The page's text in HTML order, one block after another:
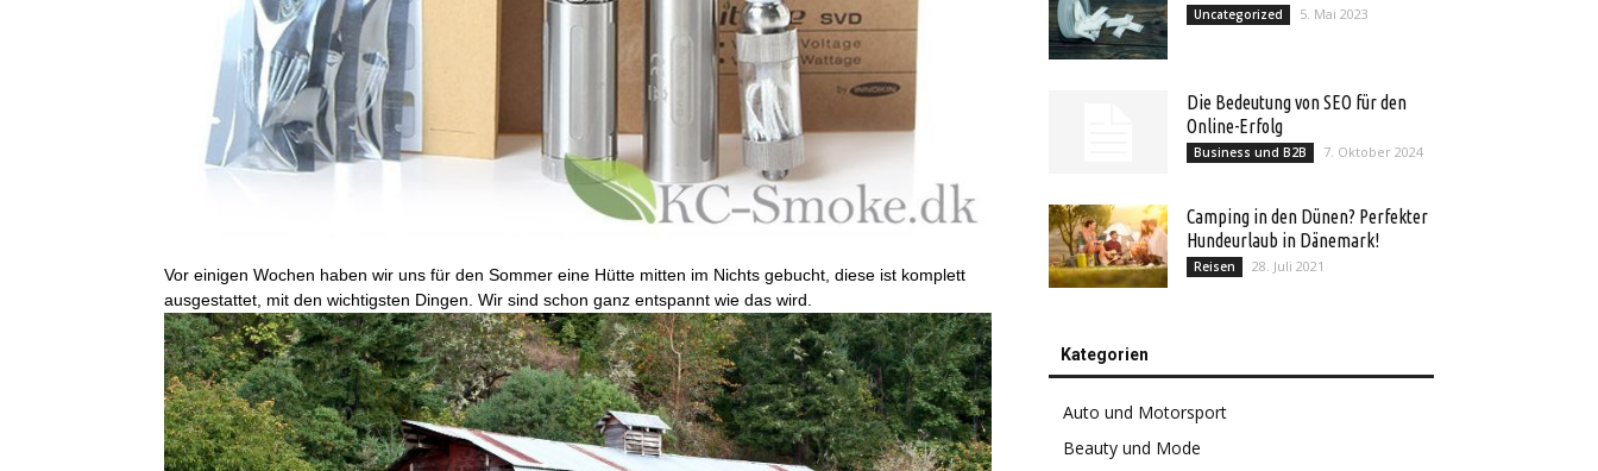
Vor einigen Wochen haben wir uns für den Sommer eine Hütte mitten im Nichts gebucht, diese ist komplett
ausgestattet, mit den wichtigsten Dingen. Wir sind schon ganz entspannt wie das wird.
Uncategorized 5. Mai 2023
Die Bedeutung von SEO für den
Online-Erfolg
Business und B2B 7. Oktober 2024
Camping in den Dünen? Perfekter
Hundeurlaub in Dänemark!
Reisen 28. Juli 2021
Kategorien
Auto und Motorsport
Beauty und Mode